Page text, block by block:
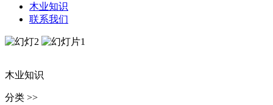
木业知识
联系我们
木业知识
分类 >>